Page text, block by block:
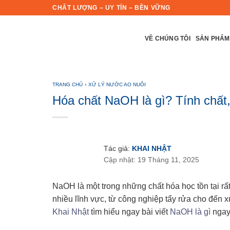
CHẤT LƯỢNG – UY TÍN – BỀN VỮNG
VỀ CHÚNG TÔI SẢN PHẨM
TRANG CHỦ › XỬ LÝ NƯỚC AO NUÔI
Hóa chất NaOH là gì? Tính
Tác giả: KHAI NHẬT
Cập nhật: 19 Tháng 11, 2025
NaOH là một trong những chất hóa học tồn tại
nhiều lĩnh vực, từ công nghiệp tẩy rửa cho đến
Khai Nhậttìm hiểu ngay bài viết NaOH là gì